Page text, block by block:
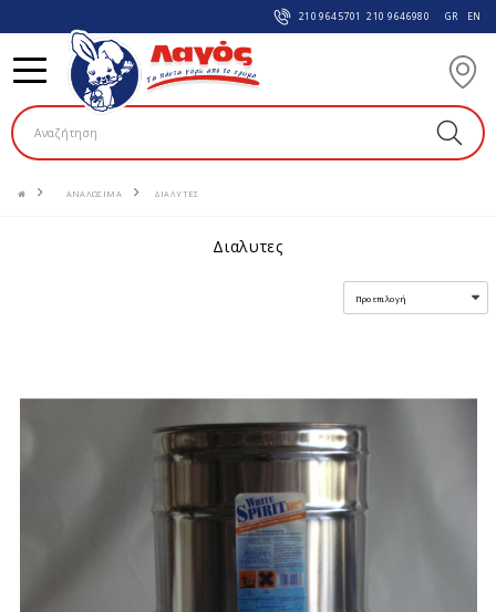
210 9645701 210 9646980 GR EN
ΑΝΑΛΩΣIΜΑ ΔΙΑΛΥΤΕΣ
διαλυτες